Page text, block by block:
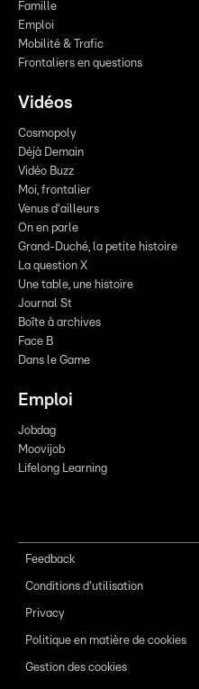
Famille
Emploi
Mobilité & Trafic
Frontaliers en questions
Vidéos
Cosmopoly
Déjà Demain
Vidéo Buzz
Moi, frontalier
Venus d'ailleurs
On en parle
Grand-Duché, la petite histoire
La question X
Une table, une histoire
Journal St
Boîte à archives
Face B
Dans le Game
Emploi
Jobdag
Moovijob
Lifelong Learning
Feedback
Conditions d'utilisation
Privacy
Politique en matière de cookies
Gestion des cookies